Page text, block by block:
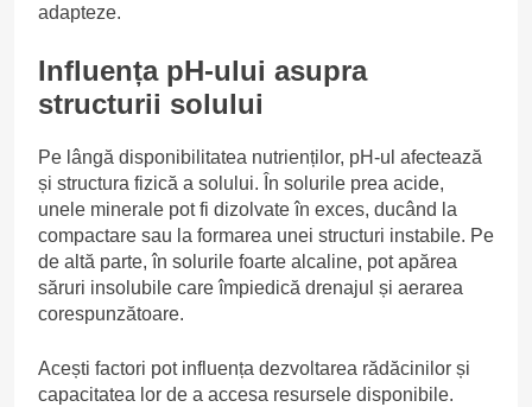
adapteze.
Influența pH-ului asupra
structurii solului
Pe lângă disponibilitatea nutrienților, pH-ul afectează
și structura fizică a solului. În solurile prea acide,
unele minerale pot fi dizolvate în exces, ducând la
compactare sau la formarea unei structuri instabile. Pe
de altă parte, în solurile foarte alcaline, pot apărea
săruri insolubile care împiedică drenajul și aerarea
corespunzătoare.
Acești factori pot influența dezvoltarea rădăcinilor și
capacitatea lor de a accesa resursele disponibile.